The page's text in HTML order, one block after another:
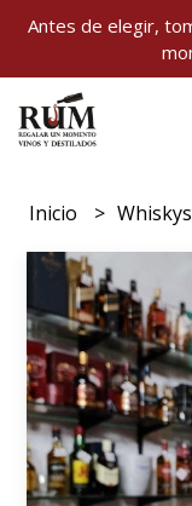
Antes de elegir,
Inicio Whiskys